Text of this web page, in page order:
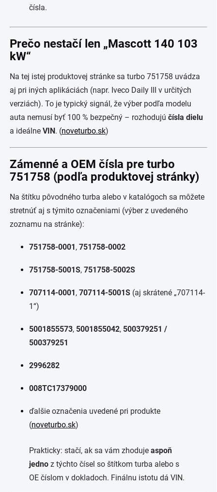
čísla.
Prečo nestačí len „Mascott 140 103
kW“
Na tej istej produktovej stránke sa turbo 751758 uvádza
aj pri iných aplikáciách (napr. Iveco Daily III v určitých
verziách). To je typický signál, že výber podľa modelu
auta nemusí byť 100 % bezpečný – rozhodujú čísla dielu
a ideálne VIN. (noveturbo.sk)
Zámenné a OEM čísla pre turbo
751758 (podľa produktovej stránky)
Na štítku pôvodného turba alebo v katalógoch sa môžete
stretnúť aj s týmito označeniami (výber z uvedeného
zoznamu na stránke):
751758-0001, 751758-0002
751758-5001S, 751758-5002S
707114-0001, 707114-5001S (aj skrátené „707114-
1“)
5001855573, 5001855042, 500379251 /
500379251
2996282
008TC17379000
ďalšie označenia uvedené pri produkte
(noveturbo.sk)
Prakticky: stačí, ak sa vám zhoduje aspoň
jedno z týchto čísel so štítkom turba alebo s
OE číslom v dokladoch. Finálnu istotu dá VIN.